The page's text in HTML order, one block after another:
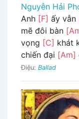
Nguyễn Hải
Anh [F] ấy vẫn
mẽ đôi bàn
vọng [C] khát
chiến đại [Am]
Điệu: Ballad